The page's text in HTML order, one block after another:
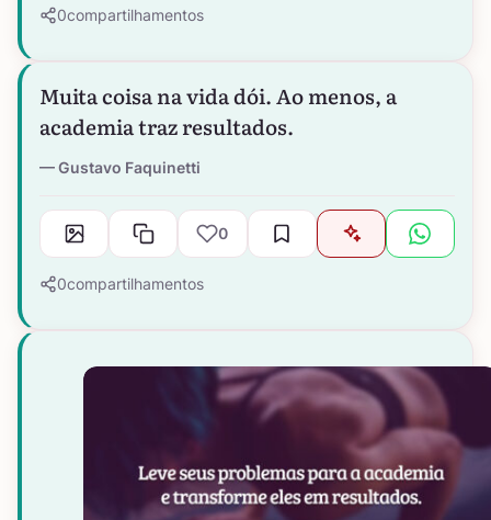
0compartilhamentos
Muita coisa na vida dói. Ao menos, a
academia traz resultados.
Gustavo Faquinetti
0
0compartilhamentos